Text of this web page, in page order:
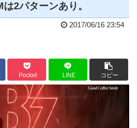
2パターンあり。
2017/06/16 23:54
Pocket LINE コピー